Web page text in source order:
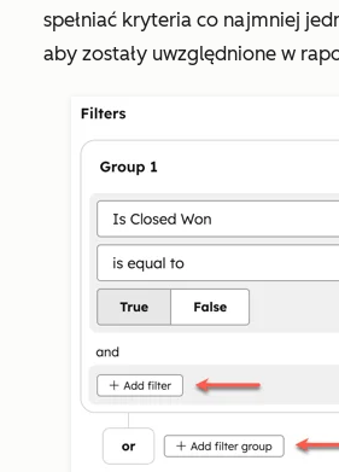
spełniać kryteria co najmniej
aby zostały uwzględnione w